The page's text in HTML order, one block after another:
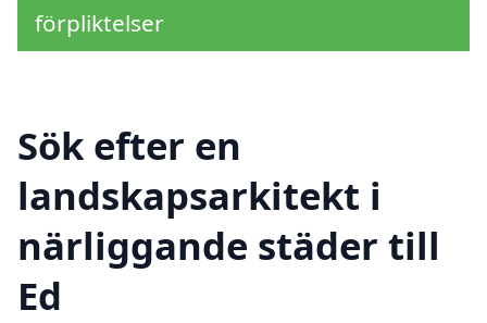
förpliktelser
Sök efter en
landskapsarkitekt i
närliggande städer till
Ed